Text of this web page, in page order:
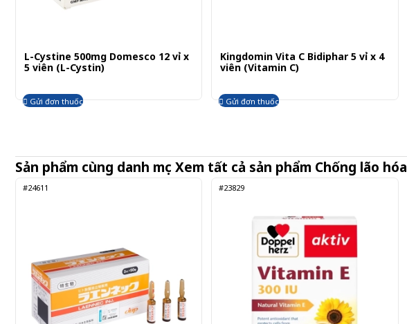
L-Cystine 500mg Domesco 12 vỉ x
5 viên (L-Cystin)
Gửi đơn thuốc
Kingdomin Vita C Bidiphar 5 vỉ x 4
viên (Vitamin C)
Gửi đơn thuốc
Sản phẩm cùng danh mục Xem tất cả sản phẩm Chống lão hóa
#24611 #23829